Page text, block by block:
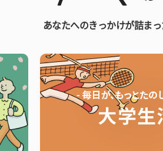
あなたへのきっかけが詰ま